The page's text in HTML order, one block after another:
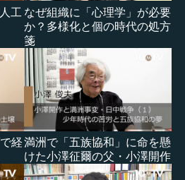
工 なぜ組織に「心理学」が必要
か？多様化と個の時代の処方
箋
経満洲で「五族協和」に命を懸
けた小澤征爾の父・小澤開作